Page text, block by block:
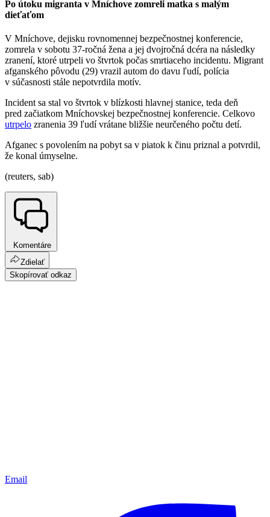
Po útoku migranta v Mníchove zomreli matka s malým
dieťaťom
V Mníchove, dejisku rovnomennej bezpečnostnej konferencie,
zomrela v sobotu 37-ročná žena a jej dvojročná dcéra na následky
zranení, ktoré utrpeli vo štvrtok počas smrtiaceho incidentu. Migrant
afganského pôvodu (29) vrazil autom do davu ľudí, polícia
v súčasnosti stále nepotvrdila motív.
Incident sa stal vo štvrtok v blízkosti hlavnej stanice, teda deň
pred začiatkom Mníchovskej bezpečnostnej konferencie. Celkovo
utrpelo zranenia 39 ľudí vrátane bližšie neurčeného počtu detí.
Afganec s povolením na pobyt sa v piatok k činu priznal a potvrdil,
že konal úmyselne.
(reuters, sab)
Komentáre
Zdielať
Skopírovať odkaz
Email